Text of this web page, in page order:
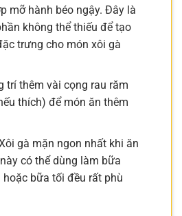
mỡ hành béo ngậy. Đây là
không thể thiếu để tạo
trưng cho món xôi gà
trí thêm vài cọng rau răm
thích) để món ăn thêm
gà mặn ngon nhất khi ăn
có thể dùng làm bữa
bữa tối đều rất phù